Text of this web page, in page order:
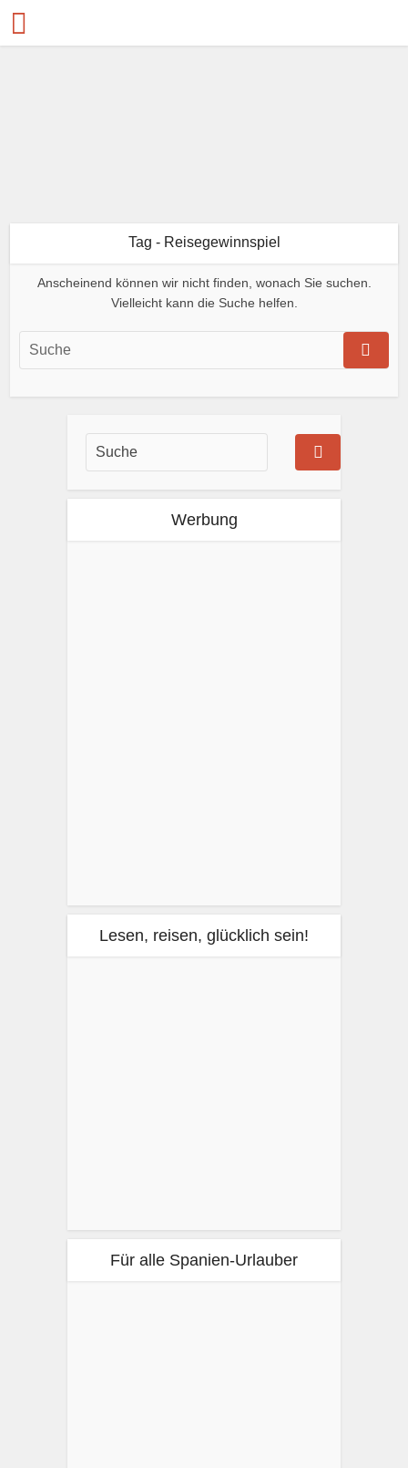
Tag - Reisegewinnspiel
Anscheinend können wir nicht finden, wonach Sie suchen.
Vielleicht kann die Suche helfen.
Werbung
Lesen, reisen, glücklich sein!
Für alle Spanien-Urlauber